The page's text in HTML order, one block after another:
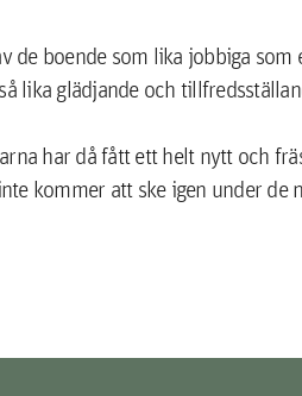
de boende som lika jobbiga
lika glädjande och
har då fått ett helt nytt och
kommer att ske igen under de